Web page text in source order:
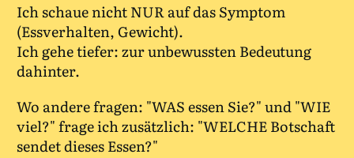
Ich schaue nicht NUR auf das Symptom
(Essverhalten, Gewicht).
Ich gehe tiefer: zur unbewussten Bedeutung
dahinter.
Wo andere fragen: "WAS essen Sie?" und "WIE
viel?" frage ich zusätzlich: "WELCHE Botschaft
sendet dieses Essen?"